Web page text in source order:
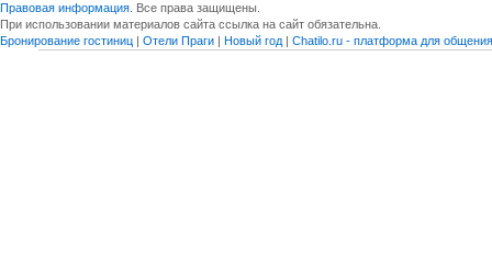
Правовая информация . Все права защищены.
При использовании материалов сайта ссылка на сайт обязательна.
Бронирование гостиниц | Отели Праги | Новый год | Chatilo.ru - платформа для